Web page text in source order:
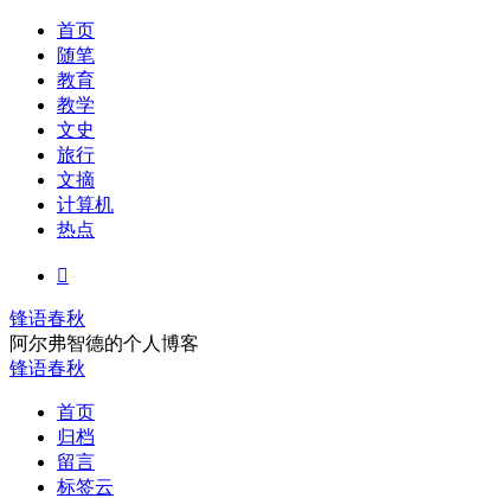
首页
随笔
教育
教学
文史
旅行
文摘
计算机
热点

锋语春秋
阿尔弗智德的个人博客
锋语春秋
首页
归档
留言
标签云